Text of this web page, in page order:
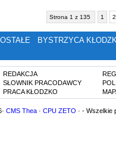
Strona 1 z 135 1 2
BYSTRZYCA
REDAKCJA
SŁOWNIK PRACODAWCY
PRACA KŁODZKO
CMS Thea · CPU ZETO · - Wszelkie